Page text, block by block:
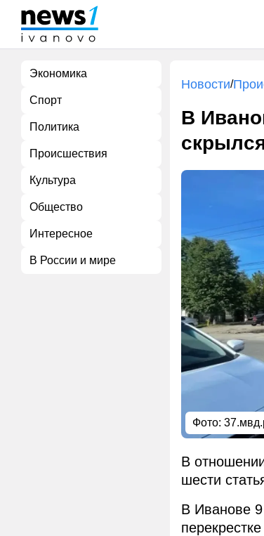
Экономика
Спорт
Политика
Происшествия
Культура
Общество
Интересное
В России и мире
Новости/
В
Фото:
В
шести
В Иванове